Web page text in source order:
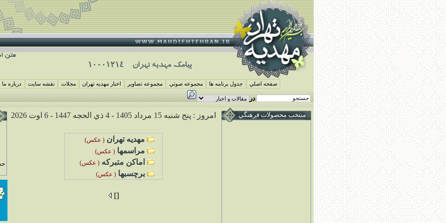
درباره ما نقشه سايت مجلات اخبار مهديه تهران مجموعه تصاوير مجموعه صوتي جدول برنامه ها صفحه اصلي
در
منتخب محصولات فرهنگي امروز : پنج شنبه 15 مرداد 1405 - 4 ذي الحجه 1447 - 6 اوت 2026
مهديه تهران ( عکس)
مراسمها ( عکس)
اماکن متبرکه ( عکس)
برچسبها ( عکس)
[]